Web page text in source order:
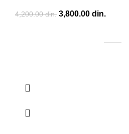
4,200.00din. Originalna cena je
3,800.00 din.